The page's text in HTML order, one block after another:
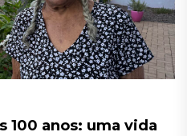
100 anos: uma vida